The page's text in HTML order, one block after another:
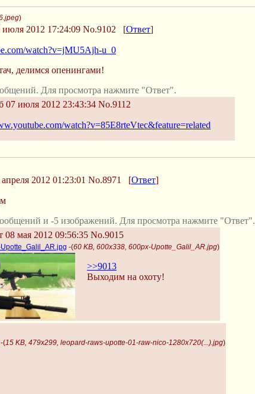
)
2012 17:24:09 No.9102 [Ответ]
watch?v=jMU5Ajh-u_0
делимся опенингами!
Для просмотра нажмите "Ответ".
07 июля 2012 23:43:34 No.9112
watch?v=85E8rteVtec&feature=related
2012 01:23:01 No.8971 [Ответ]
и -5 изображений. Для просмотра нажмите "Ответ".
08 мая 2012 09:56:35 No.9015
-(60 KB, 600x338, 600px-Upotte_Galil_AR.jpg)
>>9013
Выходим на охоту!
-(15 KB, 479x299, leopard-raws-upotte-01-raw-nico-1280x720(...).jpg)